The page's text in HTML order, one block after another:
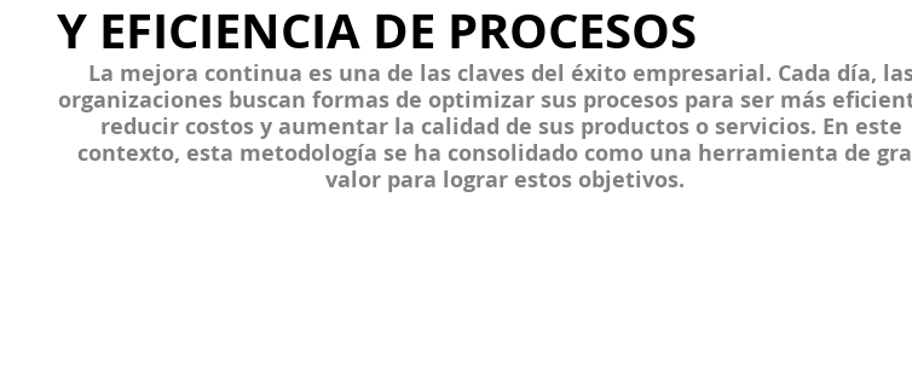
Y EFICIENCIA DE PROCESOS
La mejora continua es una de las claves del éxito empresarial. Cada día,
organizaciones buscan formas de optimizar sus procesos para ser más
reducir costos y aumentar la calidad de sus productos o servicios. En este
contexto, esta metodología se ha consolidado como una herramienta de
valor para lograr estos objetivos.